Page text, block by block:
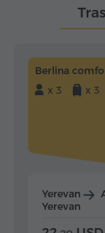
Berlina
x 3
x 3
Yerevan
Yerevan